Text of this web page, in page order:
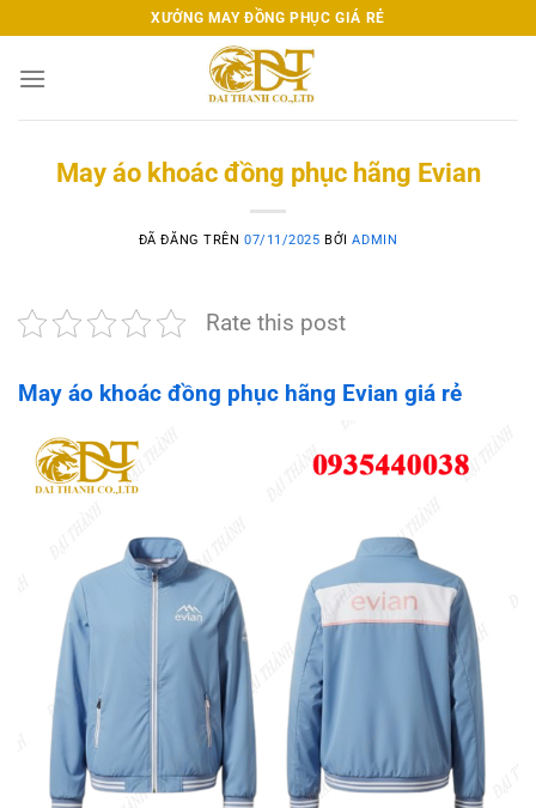
đến
nội
XƯỞNG MAY ĐỒNG PHỤC GIÁ RẺ
May áo khoác đồng phục hãng Evian
ĐÃ ĐĂNG TRÊN07/11/2025 BỞIADMIN
Rate this post
May áo khoác đồng phục hãng Evian giá rẻ